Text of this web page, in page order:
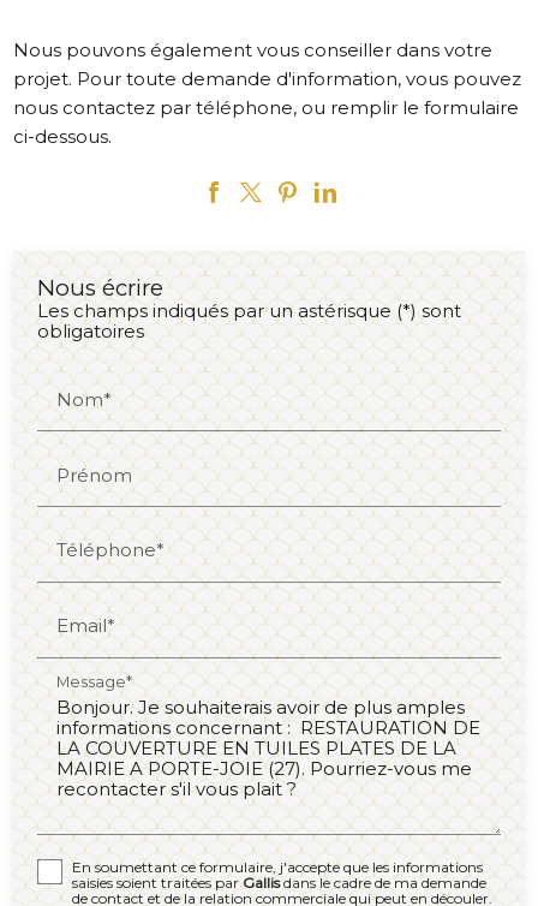
Nous pouvons également vous conseiller dans votre
projet. Pour toute demande d'information, vous pouvez
nous contactez par téléphone, ou remplir le formulaire
ci-dessous.
Nous écrire
Les champs indiqués par un astérisque (*) sont
obligatoires
Nom*
Prénom
Téléphone*
Email*
Message*
En soumettant ce formulaire, j'accepte que les informations
saisies soient traitées parGallisdans le cadre de ma demande
de contact et de la relation commerciale qui peut en découler.